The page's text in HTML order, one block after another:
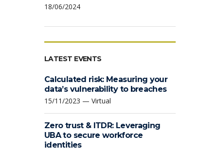
18/06/2024
LATEST EVENTS
Calculated risk: Measuring your
data’s vulnerability to breaches
15/11/2023 — Virtual
Zero trust & ITDR: Leveraging
UBA to secure workforce
identities